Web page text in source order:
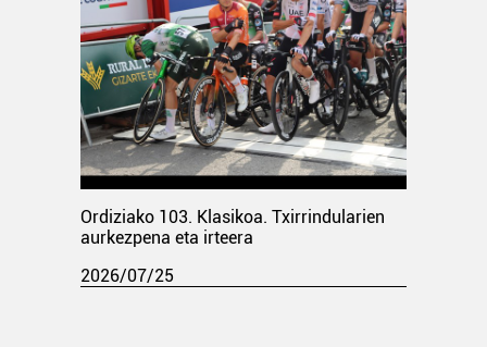
Ordiziako 103. Klasikoa. Txirrindularien
aurkezpena eta irteera
2026/07/25